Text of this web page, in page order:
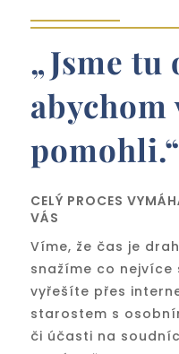
„Jsme tu
abychom
pomohli.“
CELÝ PROCES
VÁS
Víme, že čas je
snažíme co nejvíce
vyřešíte přes
starostem s
či účasti na